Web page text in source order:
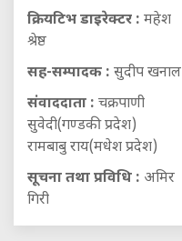
क्रियटिभ डाइरेक्टर : महेश
श्रेष्ठ
सह-सम्पादक : सुदीप खनाल
संवाददाता : चक्रपाणी
सुवेदी(गण्डकी प्रदेश)
रामबाबु राय(मधेश प्रदेश)
सूचना तथा प्रविधि : अमिर
गिरी